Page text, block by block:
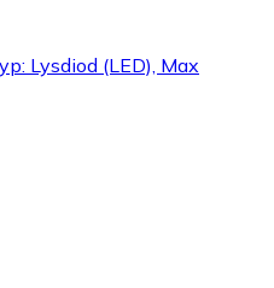
Lysdiod (LED), Max